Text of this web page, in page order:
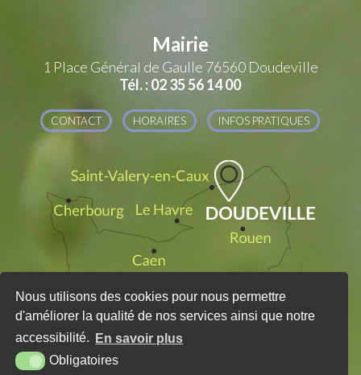
Nous utilisons des cookies pour nous permettre
d'améliorer la qualité de nos services ainsi que notre
accessibilité.
En savoir plus
Obligatoires
Mairie
1 Place Général de Gaulle 76560 Doudeville
Tél. : 02 35 56 14 00
CONTACT HORAIRES INFOS PRATIQUES